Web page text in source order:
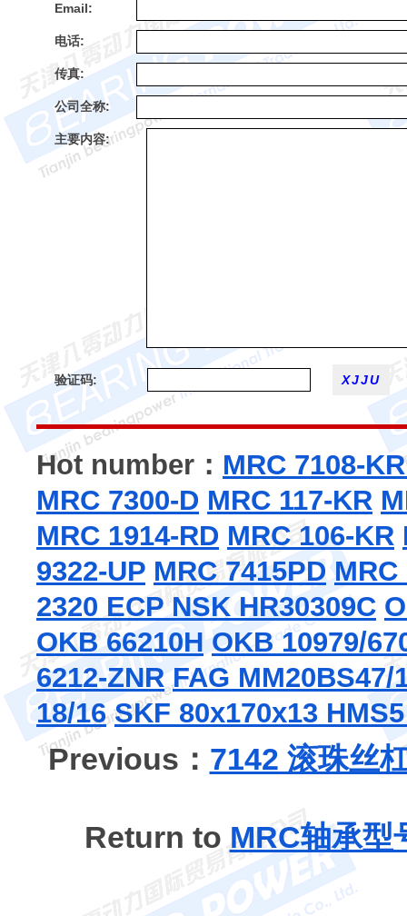
Email:
电话:
传真:
公司全称:
主要内容:
验证码:
Hot number： MRC 7108-
MRC 7300-D MRC 117-KR
MRC 1914-RD MRC 106-KR
9322-UP MRC 7415PD MRC
2320 ECPNSK HR30309C
OKB 66210H OKB 10979/
6212-ZNR FAG MM20BS47/
18/16 SKF 80x170x13
Previous： 7142 滚珠丝
Return to MRC轴承型